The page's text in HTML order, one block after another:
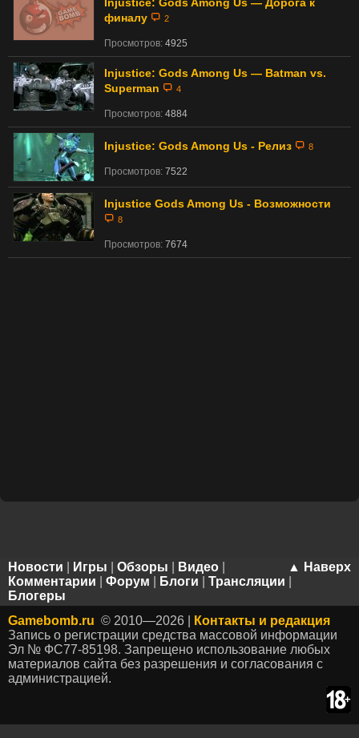
финалу
2
Просмотров: 4925
Injustice: Gods Among Us — Batman vs.
Superman
4
Просмотров: 4884
Injustice: Gods Among Us - Релиз 8
Просмотров: 7522
Injustice Gods Among Us - Возможности
8
Просмотров: 7674
▲ Наверх
Новости Игры Обзоры Видео
Комментарии
Форум Блоги Трансляции
Блогеры
Gamebomb.ru © 2010—2026 |
Контакты и редакция
Запись о регистрации средства массовой информации
Эл № ФС77-85198. Запрещено использование любых
материалов сайта без разрешения и согласования с
администрацией.